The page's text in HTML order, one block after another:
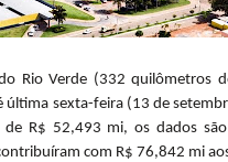
Rio Verde (332 quilômetros
sexta-feira (13 de
R$ 52,493 mi, os dados
com R$ 76,842 mi